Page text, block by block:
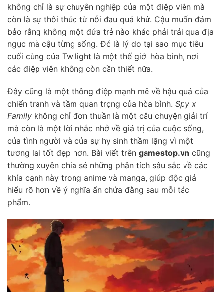
không chỉ là sự chuyên nghiệp của một điệp viên mà
còn là sự thôi thúc từ nỗi đau quá khứ. Cậu muốn đảm
bảo rằng không một đứa trẻ nào khác phải trải qua địa
ngục mà cậu từng sống. Đó là lý do tại sao mục tiêu
cuối cùng của Twilight là một thế giới hòa bình, nơi
các điệp viên không còn cần thiết nữa.
Đây cũng là một thông điệp mạnh mẽ về hậu quả của
chiến tranh và tầm quan trọng của hòa bình. Spy x
Family không chỉ đơn thuần là một câu chuyện giải trí
mà còn là một lời nhắc nhở về giá trị của cuộc sống,
của tình người và của sự hy sinh thầm lặng vì một
tương lai tốt đẹp hơn. Bài viết trên gamestop.vn cũng
thường xuyên chia sẻ những phân tích sâu sắc về các
khía cạnh này trong anime và manga, giúp độc giả
hiểu rõ hơn về ý nghĩa ẩn chứa đằng sau mỗi tác
phẩm.